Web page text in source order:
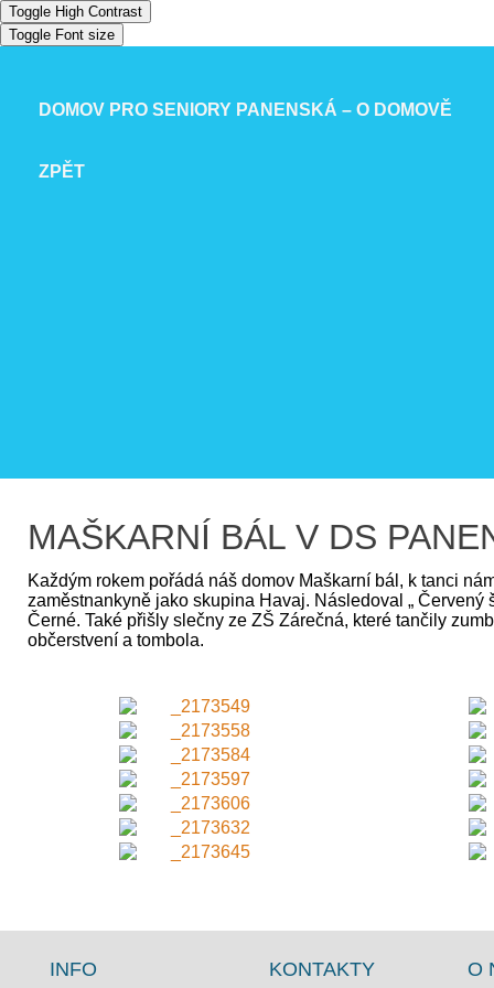
Toggle High Contrast
Toggle Font size
DOMOV PRO SENIORY PANENSKÁ – O DOMOVĚ
ZPĚT
MAŠKARNÍ BÁL V DS
Každým rokem pořádá náš domov Maškarní bál, k tanci
zaměstnankyně jako skupina Havaj. Následoval „
Černé. Také přišly slečny ze ZŠ Zárečná, které tančily
občerstvení a tombola.
INFO KONTAKTY O